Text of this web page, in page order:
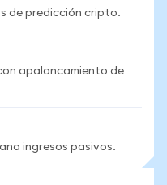
de predicción cripto.
apalancamiento de
ingresos pasivos.